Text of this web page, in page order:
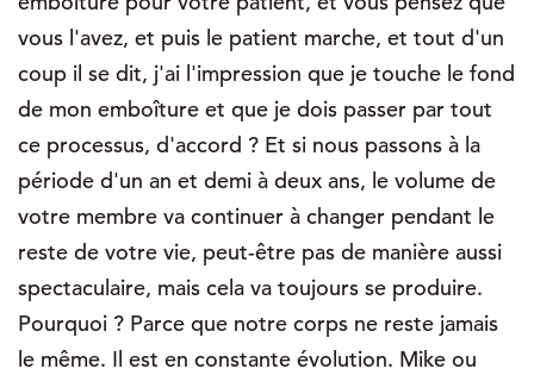
vous l'avez, et puis le patient marche, et tout d'un
coup il se dit, j'ai l'impression que je touche le fond
de mon emboîture et que je dois passer par tout
ce processus, d'accord ? Et si nous passons à la
période d'un an et demi à deux ans, le volume de
votre membre va continuer à changer pendant le
reste de votre vie, peut-être pas de manière aussi
spectaculaire, mais cela va toujours se produire.
Pourquoi ? Parce que notre corps ne reste jamais
le même. Il est en constante évolution. Mike ou